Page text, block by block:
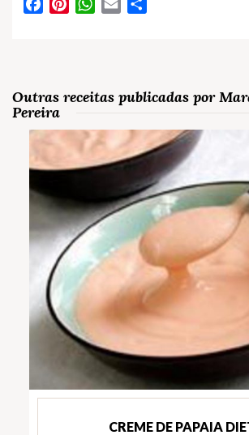
Outras receitas publicadas por
Pereira
CREME DE PAPAIA